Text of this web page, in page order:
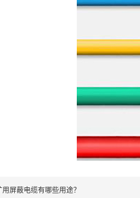
用屏蔽电缆有哪些用途？